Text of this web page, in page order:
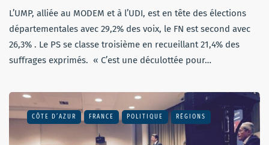
L’UMP, alliée au MODEM et à l’UDI, est en tête des élections
départementales avec 29,2% des voix, le FN est second avec
26,3% . Le PS se classe troisième en recueillant 21,4% des
suffrages exprimés. « C’est une déculottée pour…
CÔTE D’AZUR FRANCE POLITIQUE RÉGIONS